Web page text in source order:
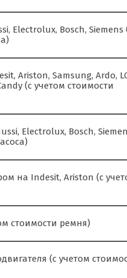
Electrolux, Bosch, Siemens
Ariston, Samsung, Ardo,
(с учетом стоимости
Electrolux, Bosch,
на Indesit, Ariston (с
стоимости ремня)
(с учетом